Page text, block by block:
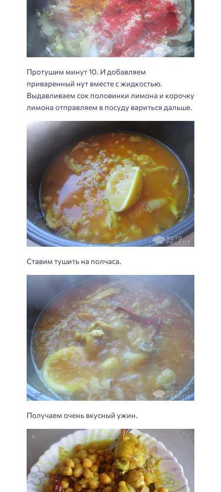
Протушим минут 10. И добавляем
приваренный нут вместе с жидкостью.
Выдавливаем сок половинки лимона и корочку
лимона отправляем в посуду вариться дальше.
Ставим тушить на полчаса.
Получаем очень вкусный ужин.